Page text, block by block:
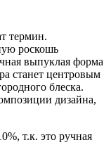
термин.
роскошь
выпуклая форма
станет центровым
блеска.
дизайна,
т.к. это ручная